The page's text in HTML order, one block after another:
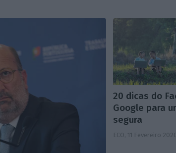
20 dicas do
Google para
segura
ECO, 11 Fevereiro